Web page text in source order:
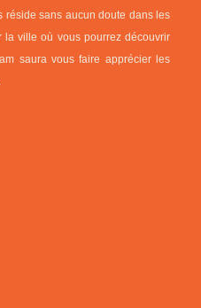
réside sans aucun doute dans les
la ville où vous pourrez découvrir
saura vous faire apprécier les